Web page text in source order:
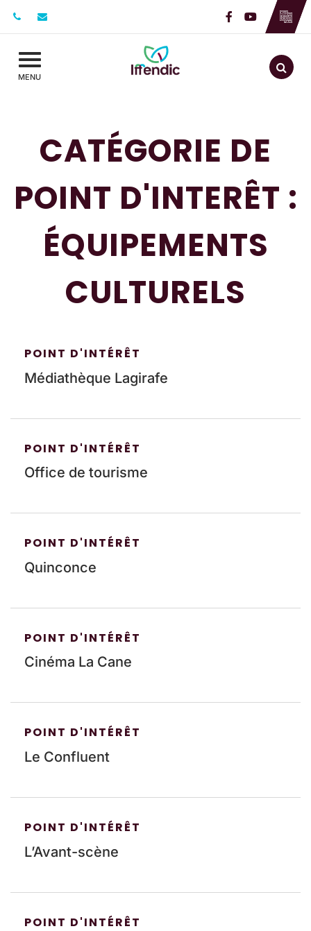
Lien vers le
Lien vers
MENU Aller
CATÉGORIE DE
POINT D'INTERÊT :
ÉQUIPEMENTS
CULTURELS
POINT D'INTÉRÊT
Médiathèque Lagirafe
POINT D'INTÉRÊT
Office de tourisme
POINT D'INTÉRÊT
Quinconce
POINT D'INTÉRÊT
Cinéma La Cane
POINT D'INTÉRÊT
Le Confluent
POINT D'INTÉRÊT
L’Avant-scène
POINT D'INTÉRÊT